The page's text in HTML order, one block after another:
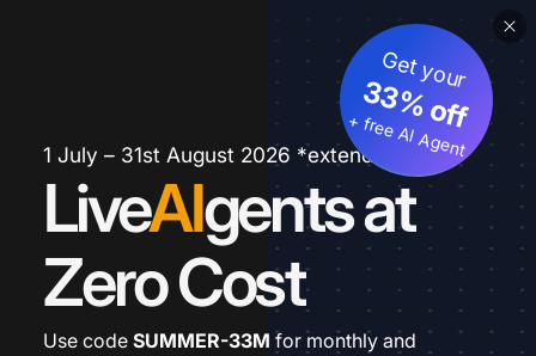
1 July – 31st August 2026 *extended
LiveAIgents at
Zero Cost
Get your
33% off
+ free AI Agent
Use code SUMMER-33M for monthly and